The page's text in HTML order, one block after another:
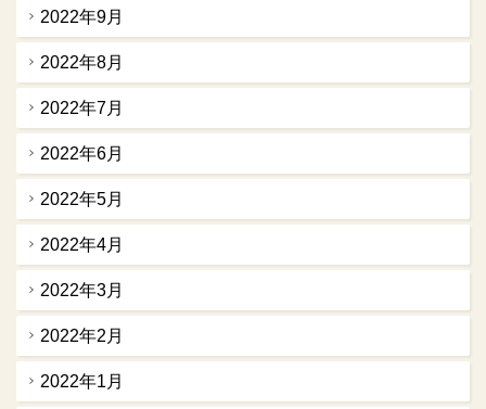
2022年9月
2022年8月
2022年7月
2022年6月
2022年5月
2022年4月
2022年3月
2022年2月
2022年1月